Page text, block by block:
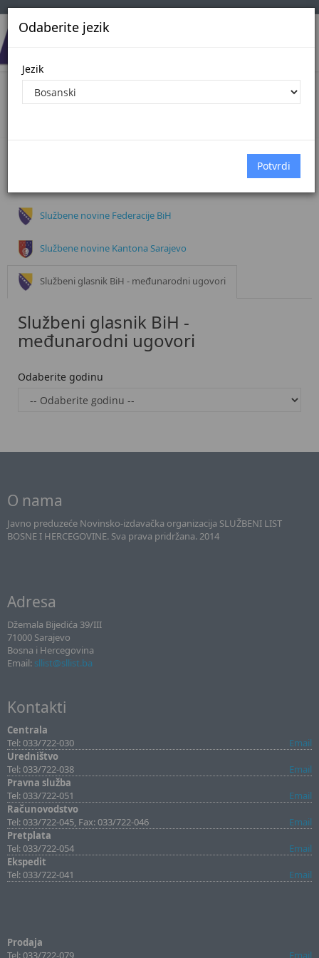
Odaberite jezik
Jezik
Dokumenti
Službene novine Federacije BiH
Službene novine Kantona Sarajevo
Službeni glasnik BiH - međunarodni ugovori
Službeni glasnik BiH -
međunarodni ugovori
Odaberite godinu
O nama
Javno preduzeće Novinsko-izdavačka organizacija SLUŽBENI LIST
BOSNE I HERCEGOVINE. Sva prava pridržana. 2014
Adresa
Džemala Bijedića 39/III
71000 Sarajevo
Bosna i Hercegovina
Email: sllist@sllist.ba
Kontakti
Centrala
Tel: 033/722-030
Email
Uredništvo
Tel: 033/722-038
Email
Pravna služba
Tel: 033/722-051
Email
Računovodstvo
Tel: 033/722-045, Fax: 033/722-046
Email
Pretplata
Tel: 033/722-054
Email
Ekspedit
Tel: 033/722-041
Email
Prodaja
Tel: 033/722-079
Email